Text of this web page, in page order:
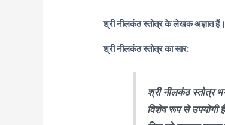
श्री नीलकंठ स्तोत्र के लेखक अज्ञात हैं।
श्री नीलकंठ स्तोत्र का सार:
श्री नीलकंठ स्तोत्र
विशेष रूप से उपयोगी